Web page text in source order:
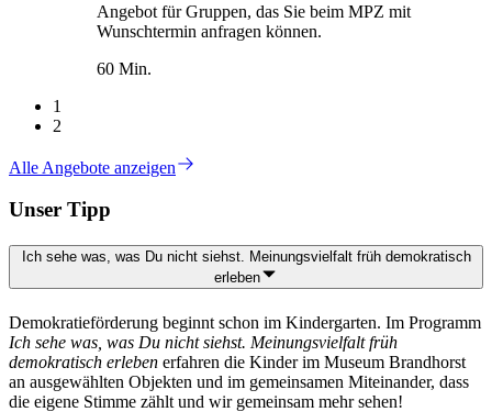
Angebot für Gruppen, das Sie beim MPZ mit
Wunschtermin anfragen können.
60 Min.
1
2
Alle Angebote anzeigen
Unser Tipp
Ich sehe was, was Du nicht siehst. Meinungsvielfalt früh demokratisch
erleben
Demokratieförderung beginnt schon im Kindergarten. Im Programm
Ich sehe was, was Du nicht siehst. Meinungsvielfalt früh
demokratisch erleben erfahren die Kinder im Museum Brandhorst
an ausgewählten Objekten und im gemeinsamen Miteinander, dass
die eigene Stimme zählt und wir gemeinsam mehr sehen!